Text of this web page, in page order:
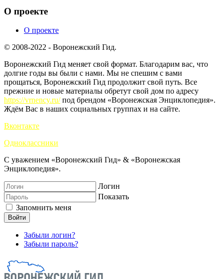
О проекте
О проекте
© 2008-2022 - Воронежский Гид.
Воронежский Гид меняет свой формат. Благодарим вас, что
долгие годы вы были с нами. Мы не спешим с вами
прощаться, Воронежский Гид продолжит свой путь. Все
прежние и новые материалы обретут свой дом по адресу
https://vrnency.ru/под брендом «Воронежская Энциклопедия».
Ждём Вас в наших социальных группах и на сайте.
Вконтакте
Одноклассники
С уважением «Воронежский Гид» & «Воронежская
Энциклопедия».
Логин
Показать
Запомнить меня
Войти
Забыли логин?
Забыли пароль?